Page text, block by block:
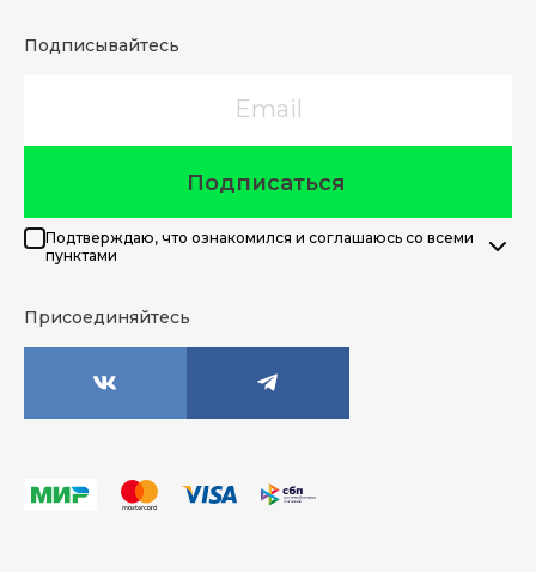
Подписывайтесь
Подписаться
Подтверждаю, что ознакомился и соглашаюсь со всеми
пунктами
Присоединяйтесь